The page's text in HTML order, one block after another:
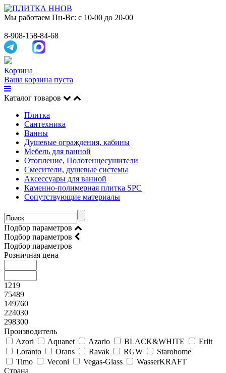
Мы работаем Пн-Вс: с 10-00 до 20-00
8-908-158-84-68
Корзина
Ваша корзина пуста
Каталог товаров
Плитка
Сантехника
Ванны
Душевые ограждения, кабины
Мебель для ванной
Отопление, Полотенцесушители
Смесители, душевые системы
Аксессуары для ванной
Каменно-полимерная плитка SPC
Сопутствующие материалы
Подбор параметров
Подбор параметров
Подбор параметров
Розничная цена
1219
75489
149760
224030
298300
Производитель
Azori
Aquanet Azario BLACK&WHITE
Erlit
Loranto
Orans Ravak RGW
Starohome
Timo
Veconi Vegas-Glass
WasserKRAFT
Страна